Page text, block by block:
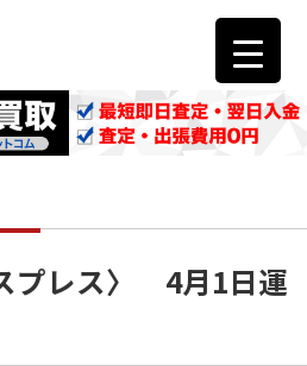
プレス〉 4月1日運